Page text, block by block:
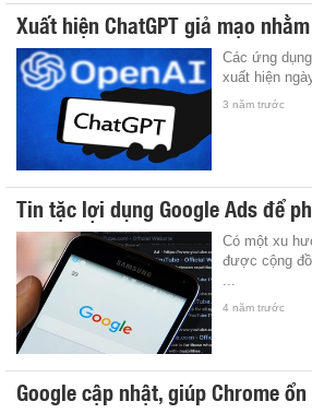
Xuất hiện ChatGPT giả mạo
Các ứng
xuất hiện
3 năm trước
Tin tặc lợi dụng Google Ads để
Có một xu
được cộng
4 năm trước
Google cập nhật, giúp Chrome